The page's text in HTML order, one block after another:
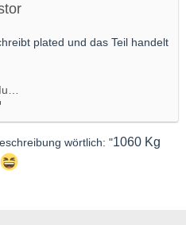
plated und das Teil handelt
wörtlich: "1060 Kg